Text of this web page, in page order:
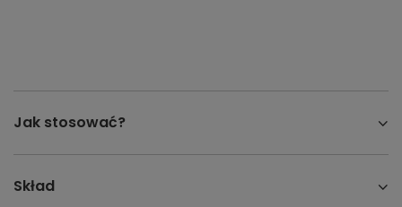
Jak stosować?
Skład